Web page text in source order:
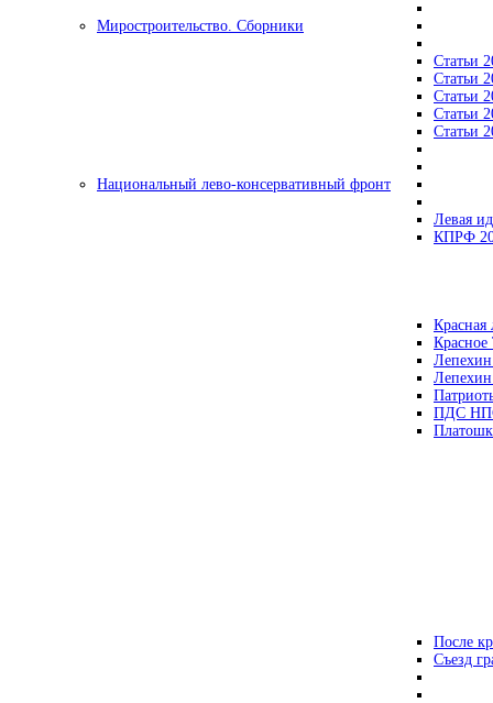
Миростроительство. Сборники
Статьи
Статьи
Статьи
Статьи
Статьи
Национальный лево-консервативный фронт
Левая
КПРФ
Красная
ПДС
После
Съезд